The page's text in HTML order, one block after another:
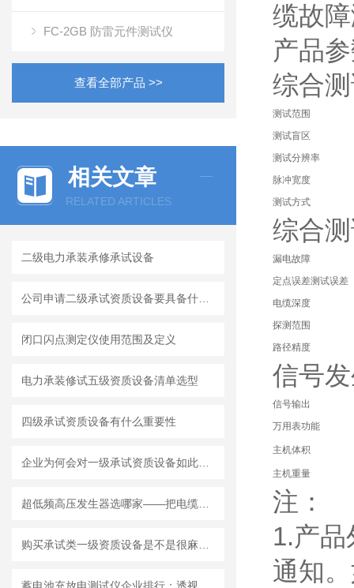
FC-2GB 防雷元件测试仪
查看全部产品 >>
相关文章
RELATED ARTICLES
二级电力承装承修承试设备
闭口闪点测定仪使用范围及定义
电力承装修试五级资质设备清单选型
四级承试资质设备有什么重要性
缆故
产品
综合
测试范围
测试盲区
测试分辨率
脉冲宽度
测试方式
综合
漏电故障
定点误差测试误差
电缆深度
探测范围
路径精度
信号
信号输出
万用表功能
主机体积
主机重量
注：
1.产
通知